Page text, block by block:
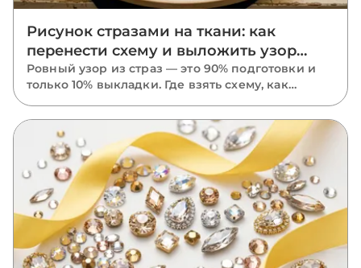
Рисунок стразами на ткани: как
перенести схему и выложить узор
ровно
Ровный узор из страз — это 90% подготовки и
только 10% выкладки. Где взять схему, как
трафаретом или калькой, в каком порядке
класть камни и почему размечать нужно
растянутую ткань.